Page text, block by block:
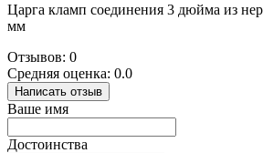
Царга кламп соединения 3 дюйма из
мм
Отзывов: 0
Средняя оценка: 0.0
Написать отзыв
Ваше имя
Достоинства